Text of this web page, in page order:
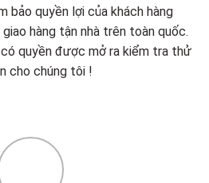
bảo quyền lợi của khách hàng
hàng tận nhà trên toàn quốc.
có quyền được mở ra kiểm tra thử
cho chúng tôi !